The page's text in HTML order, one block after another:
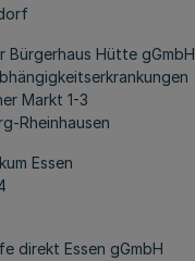
Bürgerhaus Hütte gGmbH
Markt 1-3
Rheinhausen
Essen
direkt Essen gGmbH